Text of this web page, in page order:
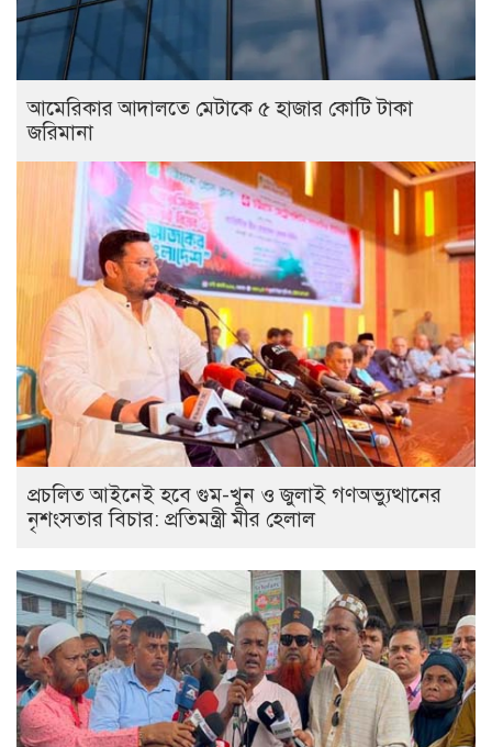
আমেরিকার আদালতে মেটাকে ৫ হাজার কোটি টাকা
জরিমানা
প্রচলিত আইনেই হবে গুম-খুন ও জুলাই গণঅভ্যুত্থানের
নৃশংসতার বিচার: প্রতিমন্ত্রী মীর হেলাল